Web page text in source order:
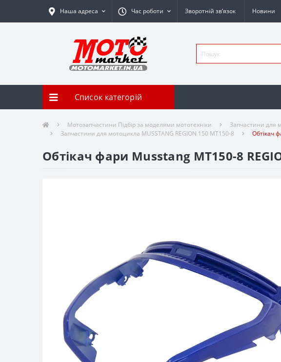
Наша адреса Час роботи Зворотній зв’язок Новини
Список категорій
Мотозапчастини Підбір за моделями мототехніки Запчастини для
Запчастини для мотоцикла MUSSTANG REGION 150 МТ150-8
Обтікач
Обтікач фари Musstang MT150-8